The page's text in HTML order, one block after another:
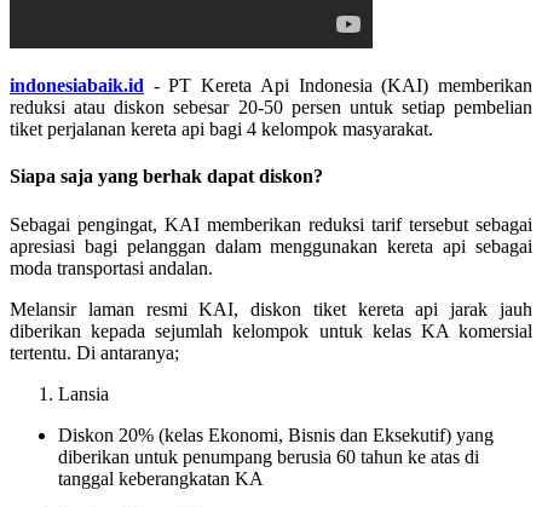
indonesiabaik.id - PT Kereta Api Indonesia (KAI) memberikan
reduksi atau diskon sebesar 20-50 persen untuk setiap pembelian
tiket perjalanan kereta api bagi 4 kelompok masyarakat.
Siapa saja yang berhak dapat diskon?
Sebagai pengingat, KAI memberikan reduksi tarif tersebut sebagai
apresiasi bagi pelanggan dalam menggunakan kereta api sebagai
moda transportasi andalan.
Melansir laman resmi KAI, diskon tiket kereta api jarak jauh
diberikan kepada sejumlah kelompok untuk kelas KA komersial
tertentu. Di antaranya;
Lansia
Diskon 20% (kelas Ekonomi, Bisnis dan Eksekutif) yang
diberikan untuk penumpang berusia 60 tahun ke atas di
tanggal keberangkatan KA